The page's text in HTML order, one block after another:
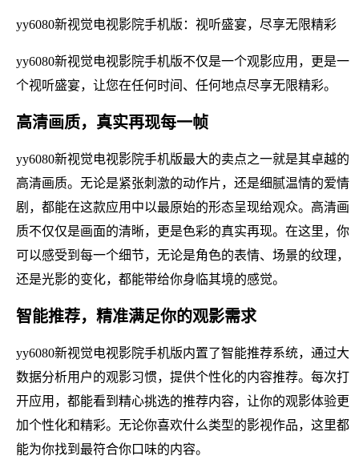
yy6080新视觉电视影院手机版：视听盛宴，尽享无限精彩
yy6080新视觉电视影院手机版不仅是一个观影应用，更是一
个视听盛宴，让您在任何时间、任何地点尽享无限精彩。
高清画质，真实再现每一帧
yy6080新视觉电视影院手机版最大的卖点之一就是其卓越的
高清画质。无论是紧张刺激的动作片，还是细腻温情的爱情
剧，都能在这款应用中以最原始的形态呈现给观众。高清画
质不仅仅是画面的清晰，更是色彩的真实再现。在这里，你
可以感受到每一个细节，无论是角色的表情、场景的纹理，
还是光影的变化，都能带给你身临其境的感觉。
智能推荐，精准满足你的观影需求
yy6080新视觉电视影院手机版内置了智能推荐系统，通过大
数据分析用户的观影习惯，提供个性化的内容推荐。每次打
开应用，都能看到精心挑选的推荐内容，让你的观影体验更
加个性化和精彩。无论你喜欢什么类型的影视作品，这里都
能为你找到最符合你口味的内容。